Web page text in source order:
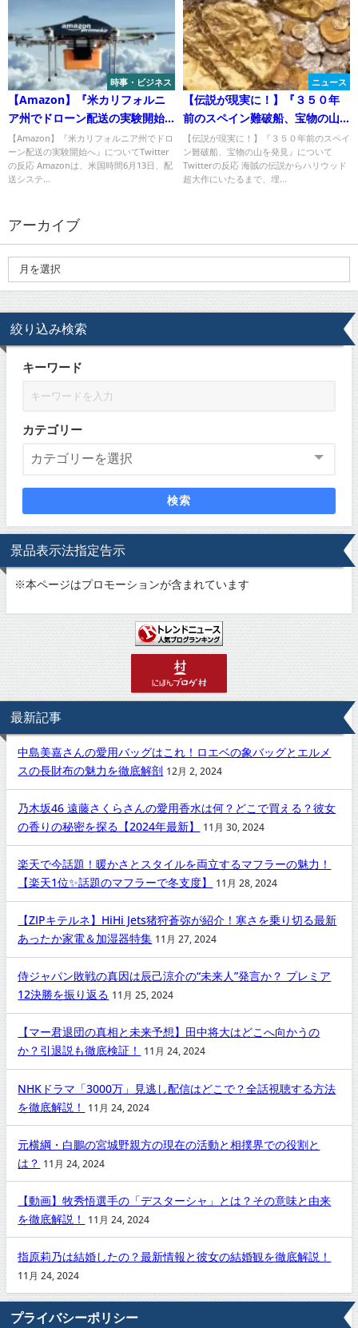
時事・ビジネス
【Amazon】『米カリフォルニ
ア州でドローン配送の実験開始
へ』についてTwitterの反応
【Amazon】『米カリフォルニア州でドロ
ーン配送の実験開始へ』についてTwitter
の反応 Amazonは、米国時間6月13日、配
送システ...
ニュース
【伝説が現実に！】『３５０年
前のスペイン難破船、宝物の山
を発見』についてTwitterの反応
【伝説が現実に！】『３５０年前のスペイ
ン難破船、宝物の山を発見』について
Twitterの反応 海賊の伝説からハリウッド
超大作にいたるまで、埋...
アーカイブ
絞り込み検索
キーワード
カテゴリー
検索
景品表示法指定告示
※本ページはプロモーションが含まれています
最新記事
中島美嘉さんの愛用バッグはこれ！ロエベの象バッグとエルメ
スの長財布の魅力を徹底解剖 12月 2, 2024
乃木坂46 遠藤さくらさんの愛用香水は何？どこで買える？彼女
の香りの秘密を探る【2024年最新】
11月 30, 2024
楽天で今話題！暖かさとスタイルを両立するマフラーの魅力！
【楽天1位✨話題のマフラーで冬支度】
11月 28, 2024
【ZIPキテルネ】HiHi Jets猪狩蒼弥が紹介！寒さを乗り切る最新
あったか家電＆加湿器特集 11月 27, 2024
侍ジャパン敗戦の真因は辰己涼介の“未来人”発言か？ プレミア
12決勝を振り返る 11月 25, 2024
【マー君退団の真相と未来予想】田中将大はどこへ向かうの
か？引退説も徹底検証！
11月 24, 2024
NHKドラマ「3000万」見逃し配信はどこで？全話視聴する方法
を徹底解説！
11月 24, 2024
元横綱・白鵬の宮城野親方の現在の活動と相撲界での役割と
は？ 11月 24, 2024
【動画】牧秀悟選手の「デスターシャ」とは？その意味と由来
を徹底解説！
11月 24, 2024
指原莉乃は結婚したの？最新情報と彼女の結婚観を徹底解説！
11月 24, 2024
プライバシーポリシー